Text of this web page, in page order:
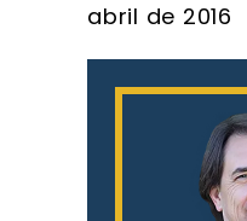
abril de 2016